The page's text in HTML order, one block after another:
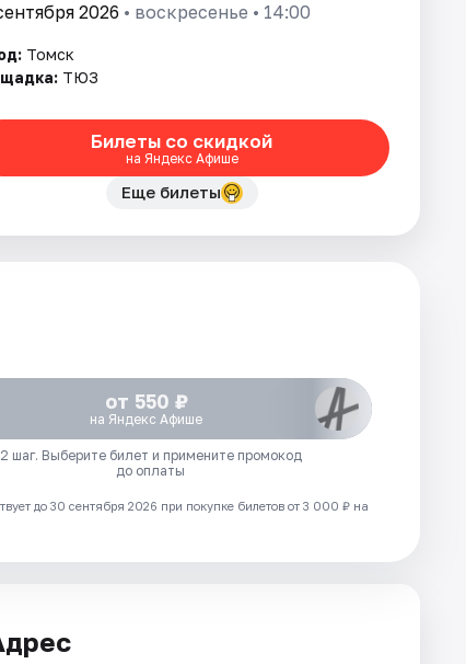
2026 • воскресенье • 14:00
Томск
ТЮЗ
Билеты со скидкой
на Яндекс Афише
Еще билеты
от 550 ₽
на Яндекс Афише
2 шаг. Выберите билет и примените промокод
до оплаты
до 30 сентября 2026 при покупке билетов от 3 000 ₽ на